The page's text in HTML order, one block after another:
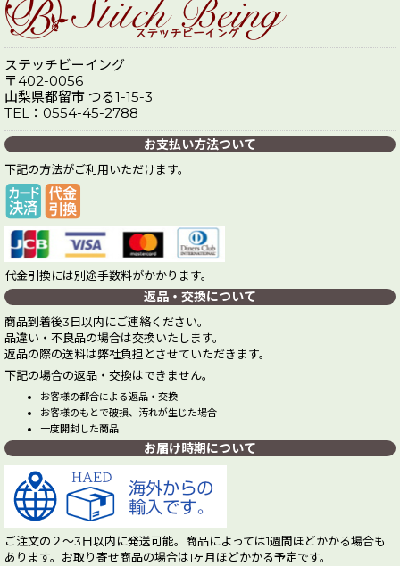
ステッチビーイング
〒402-0056
山梨県都留市 つる1-15-3
TEL：0554-45-2788
お支払い方法ついて
下記の方法がご利用いただけます。
代金引換には別途手数料がかかります。
返品・交換について
商品到着後3日以内にご連絡ください。
品違い・不良品の場合は交換いたします。
返品の際の送料は弊社負担とさせていただきます。
下記の場合の返品・交換はできません。
お客様の都合による返品・交換
お客様のもとで破損、汚れが生じた場合
一度開封した商品
お届け時期について
ご注文の２～3日以内に発送可能。商品によっては1週間ほどかかる場合も
あります。お取り寄せ商品の場合は1ヶ月ほどかかる予定です。